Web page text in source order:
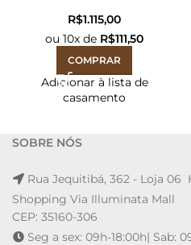
R$
ou 10x de R$111,50
COMPRAR
Adicionar à lista de
casamento
SOBRE NÓS
Rua Jequitibá, 362 - Loja
Shopping Via Illuminata Mall
CEP: 35160-306
Seg a sex: 09h-18:00h| Sab: